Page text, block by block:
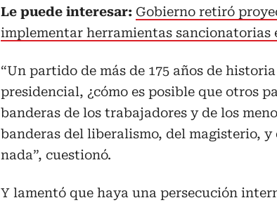
Le puede interesar: Gobierno retiró
implementar herramientas sancionatorias
“Un partido de más de 175 años de
presidencial, ¿cómo es posible que otros
banderas de los trabajadores y de los
banderas del liberalismo, del magisterio,
nada”, cuestionó.
Y lamentó que haya una persecución